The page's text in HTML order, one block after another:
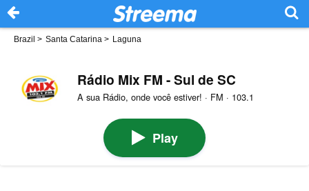
Brazil > Santa Catarina > Laguna
Rádio Mix FM - Sul de SC
A sua Rádio, onde você estiver! · FM · 103.1
Play